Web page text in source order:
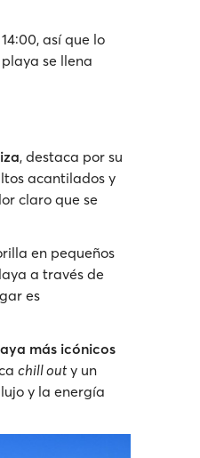
así que lo
se llena
, destaca por su
acantilados y
claro que se
en pequeños
a través de
es
más icónicos
chill outy un
y la energía